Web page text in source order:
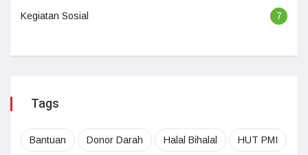
Kegiatan Sosial 7
Tags
Bantuan Donor Darah Halal Bihalal HUT PMI